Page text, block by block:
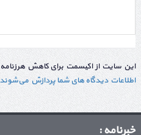
این سایت از اکیسمت برای کاهش
اطلاعات دیدگاه های شما پردازش می‌شوند
خبرنامه :